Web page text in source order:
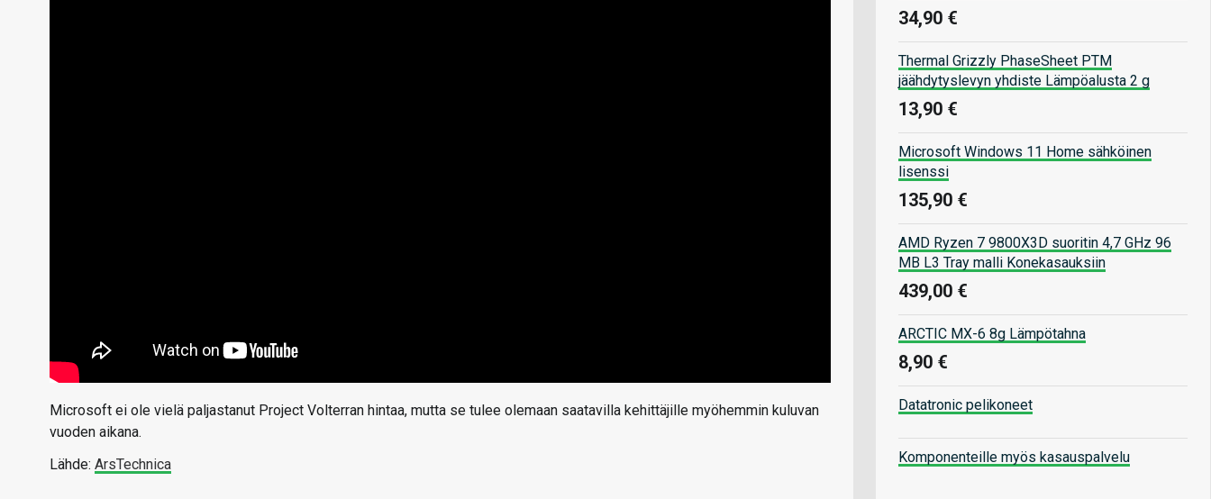
Microsoft ei ole vielä paljastanut Project Volterran hintaa, mutta se tulee olemaan saatavilla kehittäjille myöhemmin kuluvan
vuoden aikana.
Lähde: ArsTechnica
34,90 €
Thermal Grizzly PhaseSheet PTM
jäähdytyslevyn yhdiste Lämpöalusta 2 g
13,90 €
Microsoft Windows 11 Home sähköinen
lisenssi
135,90 €
AMD Ryzen 7 9800X3D suoritin 4,7 GHz 96
MB L3 Tray malli Konekasauksiin
439,00 €
ARCTIC MX-6 8g Lämpötahna
8,90 €
Datatronic pelikoneet
Komponenteille myös kasauspalvelu